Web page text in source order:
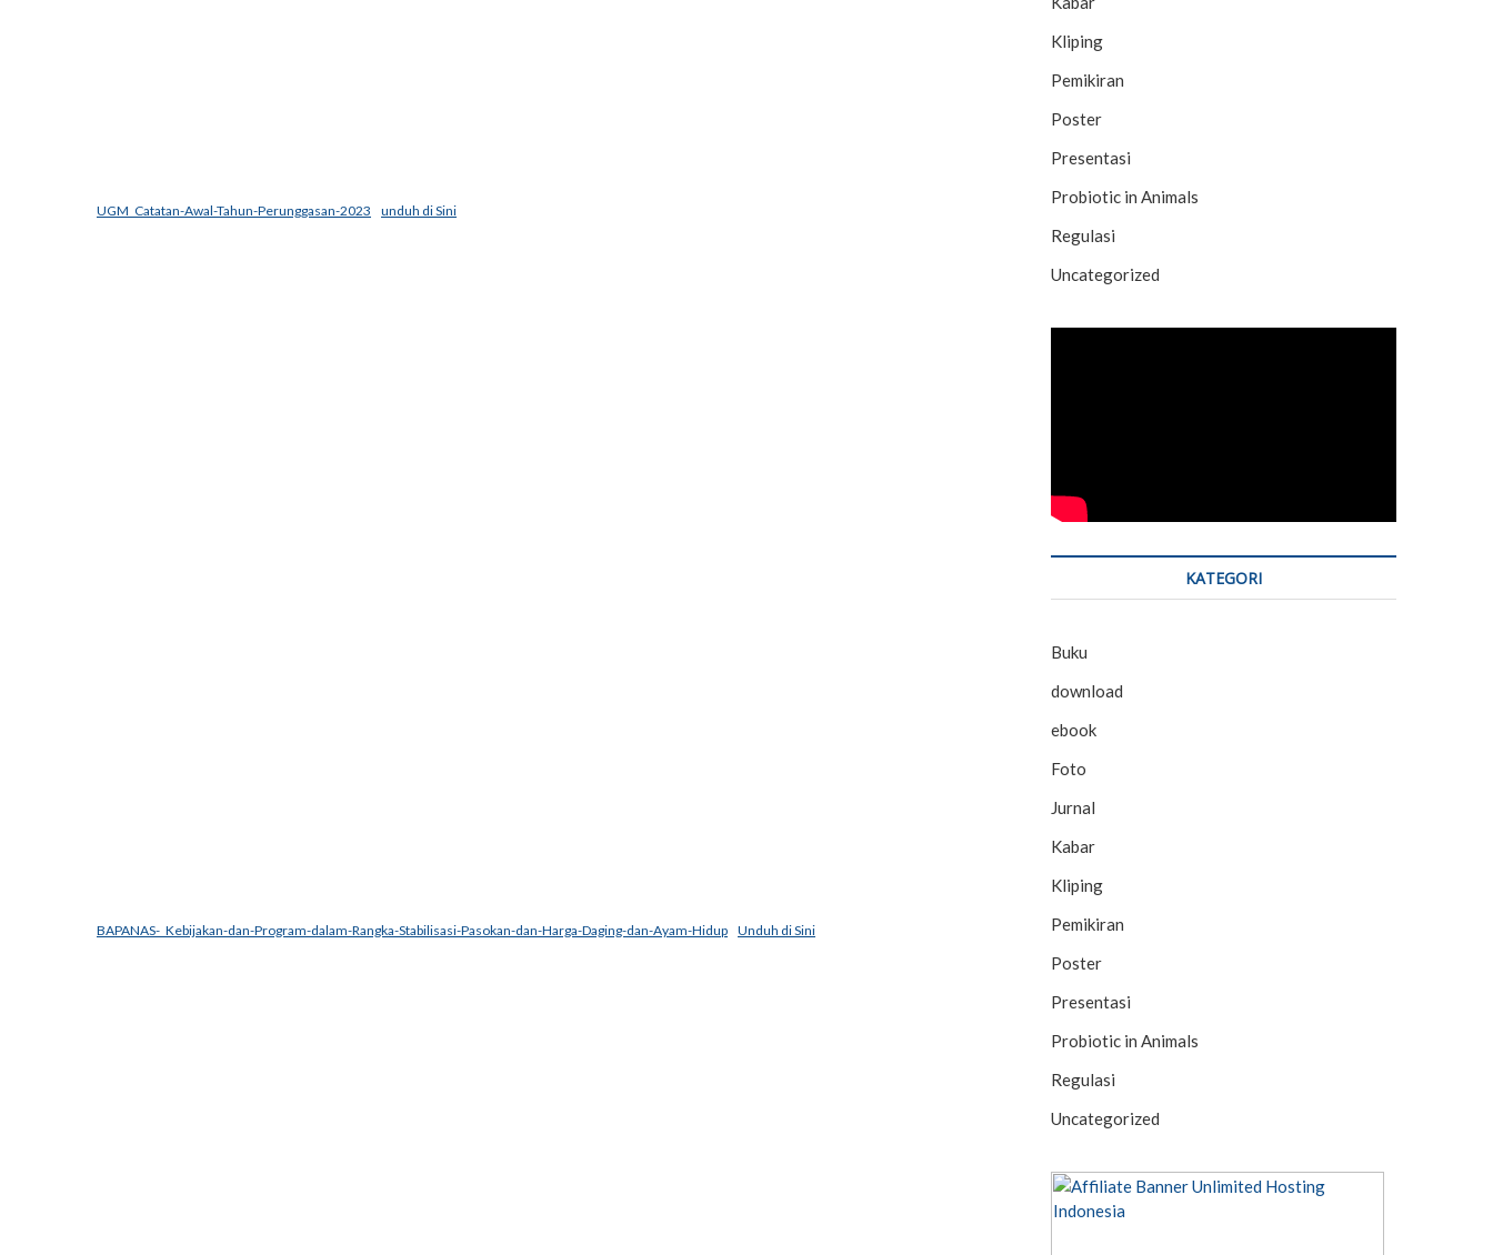
UGM_Catatan-Awal-Tahun-Perunggasan-2023 unduh di Sini
BAPANAS-_Kebijakan-dan-Program-dalam-Rangka-Stabilisasi-Pasokan-dan-Harga-Daging-dan-Ayam-Hidup Unduh di Sini
Kliping
Pemikiran
Poster
Presentasi
Probiotic in Animals
Regulasi
Uncategorized
KATEGORI
Buku
download
ebook
Foto
Jurnal
Kabar
Kliping
Pemikiran
Poster
Presentasi
Probiotic in Animals
Regulasi
Uncategorized